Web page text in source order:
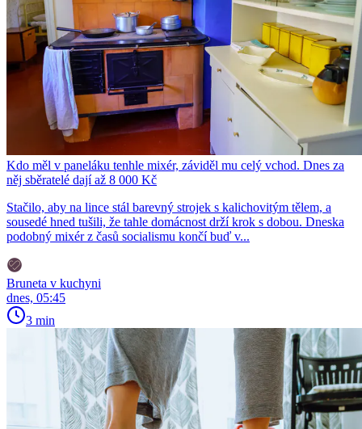
Kdo měl v paneláku tenhle mixér, záviděl mu celý vchod. Dnes za
něj sběratelé dají až 8 000 Kč
Stačilo, aby na lince stál barevný strojek s kalichovitým tělem, a
sousedé hned tušili, že tahle domácnost drží krok s dobou. Dneska
podobný mixér z časů socialismu končí buď v...
Bruneta v kuchyni
dnes, 05:45
3 min